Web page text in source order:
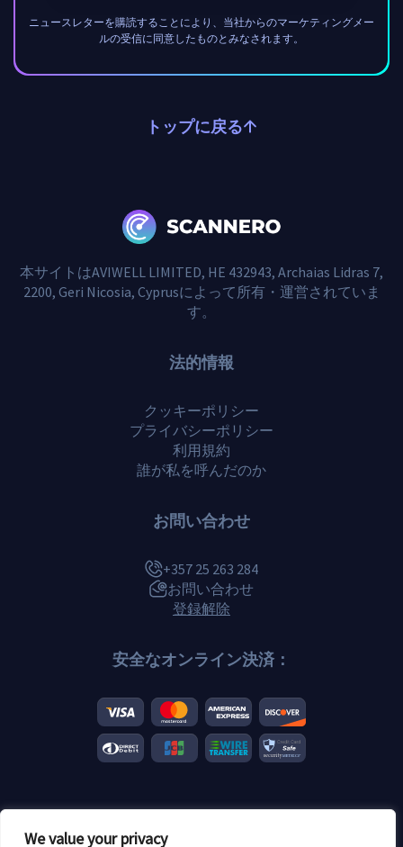
We value your privacy
ニュースレターを購読することにより、当社からのマーケティングメー
ルの受信に同意したものとみなされます。
トップに戻る
本サイトはAVIWELL LIMITED, HE 432943, Archaias Lidras 7,
2200, Geri Nicosia, Cyprusによって所有・運営されていま
す。
法的情報
クッキーポリシー
プライバシーポリシー
利用規約
誰が私を呼んだのか
お問い合わせ
+357 25 263 284
お問い合わせ
登録解除
安全なオンライン決済：
© 2026 Scannero.blog.すべてのブランドはそれぞれの所有者に帰属